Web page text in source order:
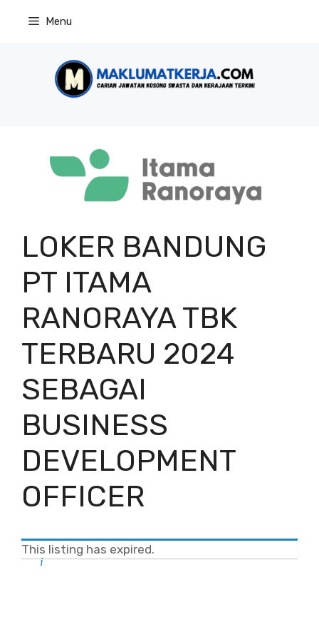
Menu
LOKER BANDUNG
PT ITAMA
RANORAYA TBK
TERBARU 2024
SEBAGAI
BUSINESS
DEVELOPMENT
OFFICER
This listing has expired.